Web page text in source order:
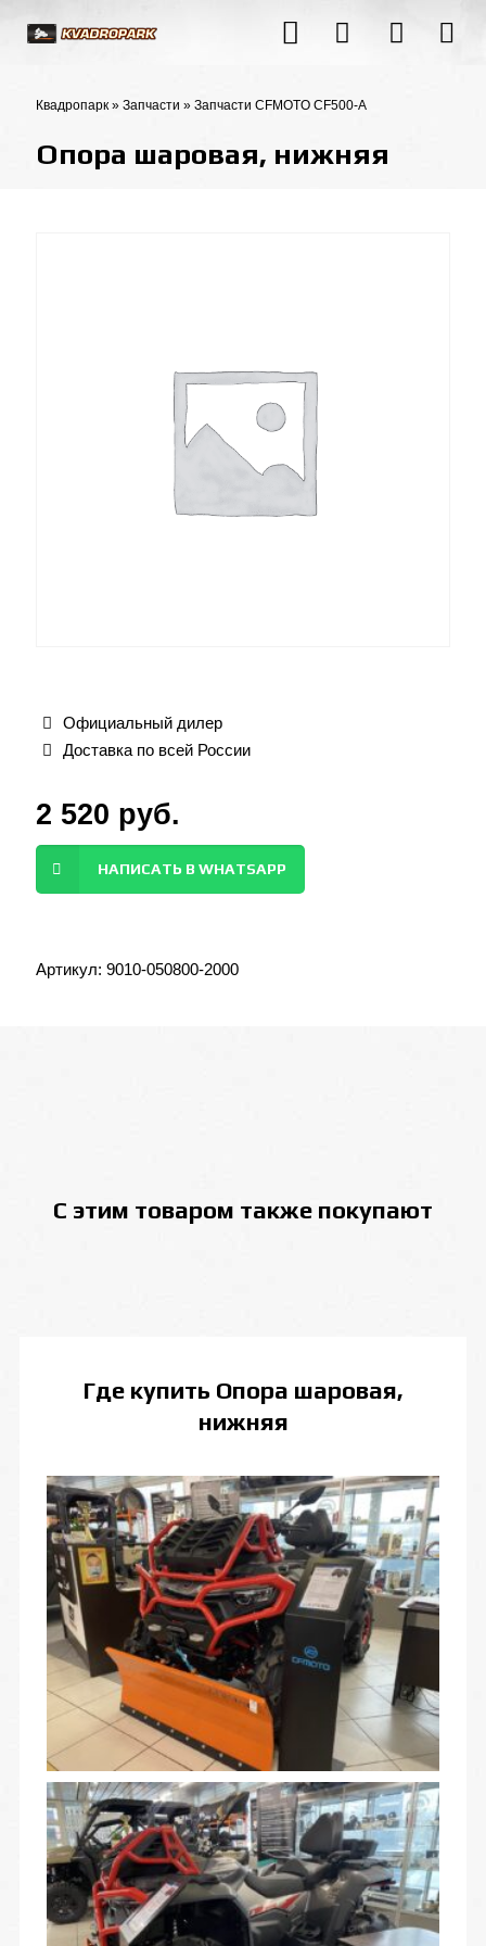
Квадропарк » Запчасти » Запчасти CFMOTO CF500-A
Опора шаровая, нижняя
Официальный дилер
Доставка по всей России
2 520 руб.
НАПИСАТЬ В WHATSAPP
Артикул: 9010-050800-2000
С этим товаром также покупают
Где купить Опора шаровая,
нижняя